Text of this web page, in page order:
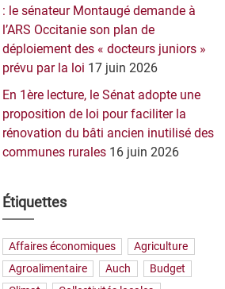
: le sénateur Montaugé demande à
l’ARS Occitanie son plan de
déploiement des « docteurs juniors »
prévu par la loi 17 juin 2026
En 1ère lecture, le Sénat adopte une
proposition de loi pour faciliter la
rénovation du bâti ancien inutilisé des
communes rurales 16 juin 2026
Étiquettes
Affaires économiques
Agriculture
Agroalimentaire
Auch
Budget